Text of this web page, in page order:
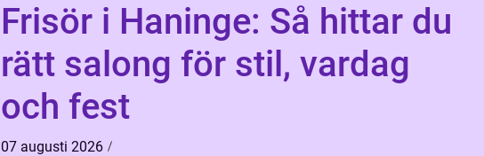
Frisör i Haninge: Så hittar du
rätt salong för stil, vardag
och fest
07 augusti 2026